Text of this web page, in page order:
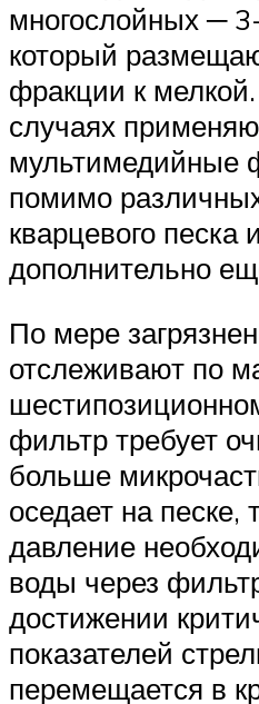
многослойных ─
который
фракции к
случаях
мультимедийные
помимо
кварцевого песка
дополнительно
По мере
отслеживают по
фильтр требует
больше
оседает на
давление
воды через
достижении
показателей
перемещается в